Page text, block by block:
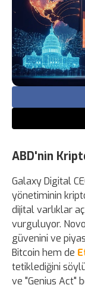
ABD'nin
Galaxy Digital
yönetiminin
dijital varlıklar
vurguluyor.
güvenini ve
Bitcoin hem de
tetiklediğini
ve "Genius Act"